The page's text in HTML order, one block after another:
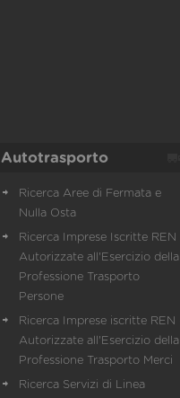
Autotrasporto
Ricerca Aree di Fermata e
Nulla Osta
Ricerca Imprese Iscritte REN
Autorizzate all'Esercizio della
Professione Trasporto
Persone
Ricerca Imprese iscritte REN
Autorizzate all'Esercizio della
Professione Trasporto Merci
Ricerca Servizi di Linea